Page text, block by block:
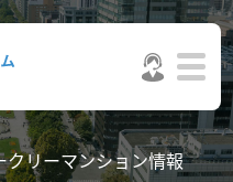
リーマンション情報